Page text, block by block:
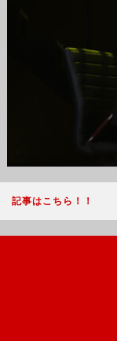
記事はこちら！！